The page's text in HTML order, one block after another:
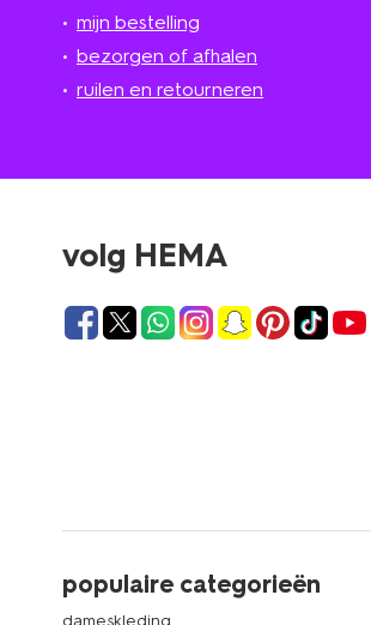
mijn bestelling
bezorgen of afhalen
ruilen en retourneren
volg HEMA
populaire categorieën
dameskleding